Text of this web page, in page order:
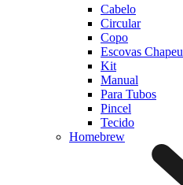
Cabelo
Circular
Copo
Escovas Chapeu
Kit
Manual
Para Tubos
Pincel
Tecido
Homebrew